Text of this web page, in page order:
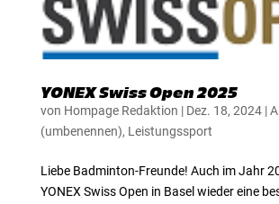
YONEX Swiss Open 2025
von Hompage Redaktion | Dez. 18, 2024|
(umbenennen), Leistungssport
Liebe Badminton-Freunde! Auch im Jahr
YONEX Swiss Open in Basel wieder eine